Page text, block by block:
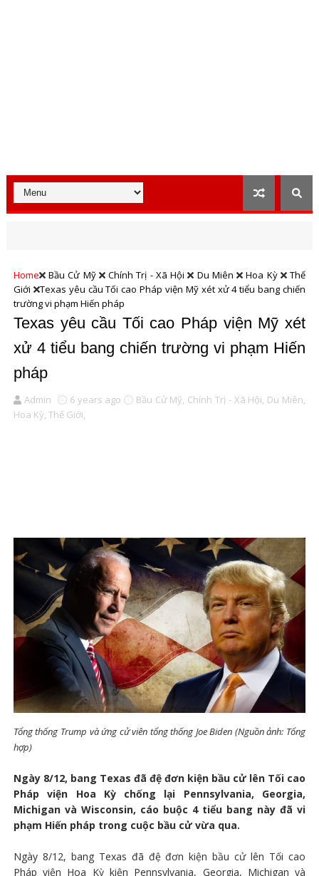
Home Bầu Cử Mỹ Chính Trị - Xã Hội Du Miên Hoa Kỳ
Thế
Giới
Texas yêu cầu Tối cao Pháp viện Mỹ xét xử 4 tiểu bang chiến
trường vi phạm Hiến pháp
Texas yêu cầu Tối cao Pháp viện Mỹ xét
xử 4 tiểu bang chiến trường vi phạm Hiến
pháp
Admin 6 years ago Bầu Cử Mỹ, Chính Trị - Xã Hội, Du Miên,
Hoa Kỳ, Thế Giới,
Tổng thống Trump và ứng cử viên tổng thống Joe Biden (Nguồn ảnh: Tổng
hợp)
Ngày 8/12, bang Texas đã đệ đơn kiện bầu cử lên Tối cao
Pháp viện Hoa Kỳ chống lại Pennsylvania, Georgia,
Michigan và Wisconsin, cáo buộc 4 tiểu bang này đã vi
phạm Hiến pháp trong cuộc bầu cử vừa qua.
Ngày 8/12, bang Texas đã đệ đơn kiện bầu cử lên Tối cao
Pháp viện Hoa Kỳ kiện Pennsylvania, Georgia, Michigan và